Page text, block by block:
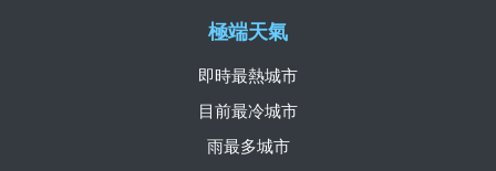
極端天氣
即時最熱城市
目前最冷城市
雨最多城市